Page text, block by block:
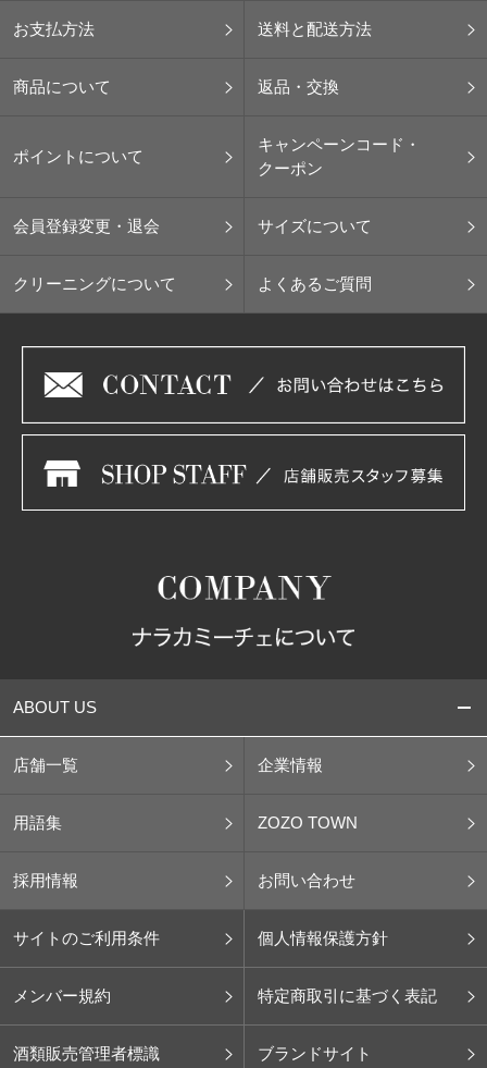
お支払方法 送料と配送方法
商品について 返品・交換
ポイントについて
キャンペーンコード・
クーポン
会員登録変更・退会 サイズについて
クリーニングについて よくあるご質問
ABOUT US
店舗一覧 企業情報
用語集 ZOZO TOWN
採用情報 お問い合わせ
サイトのご利用条件 個人情報保護方針
メンバー規約 特定商取引に基づく表記
酒類販売管理者標識 ブランドサイト